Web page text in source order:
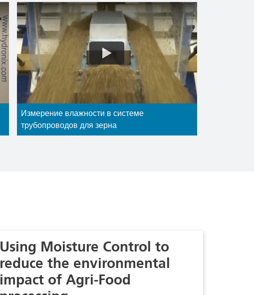
Измерение влажности в системе
трубопроводов для зерна
Using Moisture Control to
reduce the environmental
impact of Agri-Food